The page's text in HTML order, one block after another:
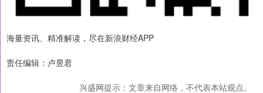
海量资讯、精准解读，尽在新浪财经APP
责任编辑：卢昱君
兴盛网提示：文章来自网络，不代表本站观点。